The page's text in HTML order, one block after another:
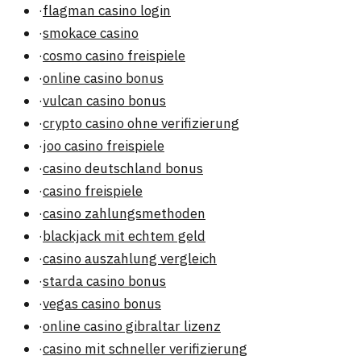
·flagman casino login
·smokace casino
·cosmo casino freispiele
·online casino bonus
·vulcan casino bonus
·crypto casino ohne verifizierung
·joo casino freispiele
·casino deutschland bonus
·casino freispiele
·casino zahlungsmethoden
·blackjack mit echtem geld
·casino auszahlung vergleich
·starda casino bonus
·vegas casino bonus
·online casino gibraltar lizenz
·casino mit schneller verifizierung